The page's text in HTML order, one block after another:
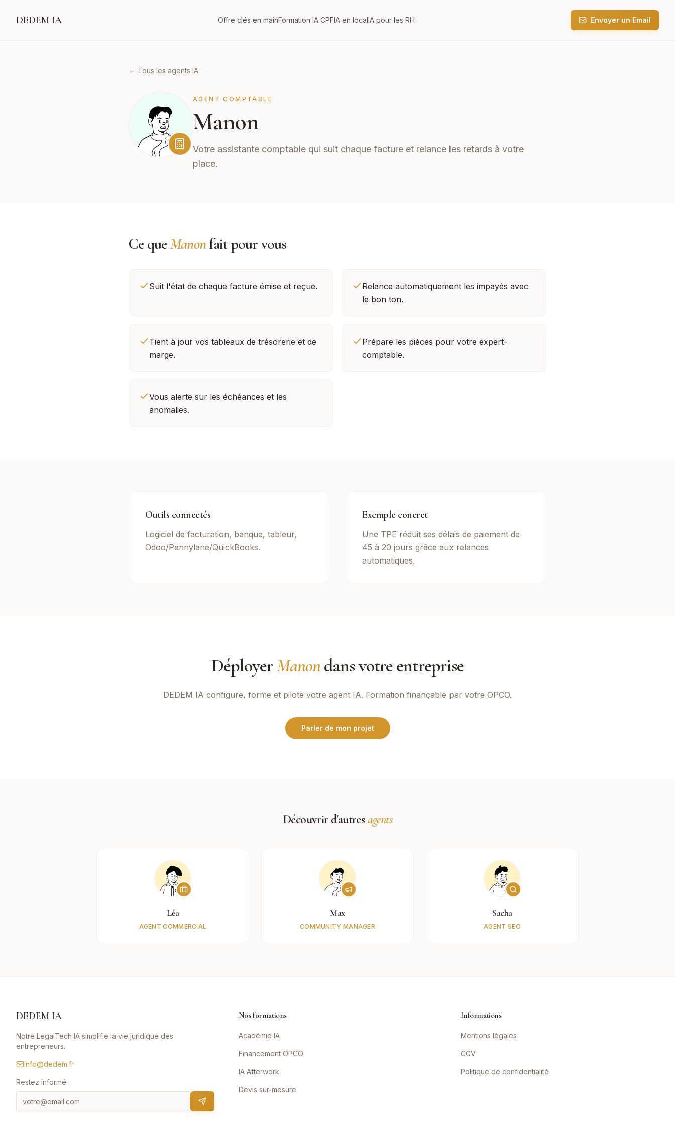
DEDEM IA Offre clés en mainFormation IA CPFIA en localIA pour les RH Envoyer un Email
← Tous les agents IA
AGENT COMPTABLE
Manon
Votre assistante comptable qui suit chaque facture et relance les retards à votre
place.
Ce queManonfait pour vous
Suit l'état de chaque facture émise et reçue.
Relance automatiquement les impayés avec
le bon ton.
Tient à jour vos tableaux de trésorerie et de
marge.
Prépare les pièces pour votre expert-
comptable.
Vous alerte sur les échéances et les
anomalies.
Outils connectés
Logiciel de facturation, banque, tableur,
Odoo/Pennylane/QuickBooks.
Exemple concret
Une TPE réduit ses délais de paiement de
45 à 20 jours grâce aux relances
automatiques.
DéployerManondans votre entreprise
DEDEM IA configure, forme et pilote votre agent IA. Formation finançable par votre OPCO.
Parler de mon projet
Découvrir d'autres agents
Léa
AGENT COMMERCIAL
Max
COMMUNITY MANAGER
Sacha
AGENT SEO
DEDEM IA
Notre LegalTech IA simplifie la vie juridique des
entrepreneurs.
info@dedem.fr
Restez informé :
Nos formations
Académie IA
Financement OPCO
IA Afterwork
Devis sur-mesure
Informations
Mentions légales
CGV
Politique de confidentialité